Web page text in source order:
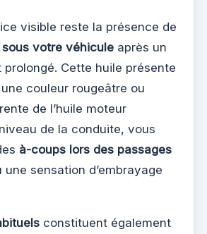
visible reste la présence de
sous votre véhicule après un
Cette huile présente
couleur rougeâtre ou
de l’huile moteur
de la conduite, vous
à-coups lors des passages
une sensation d’embrayage
constituent également